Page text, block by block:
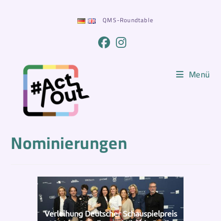
QMS-Roundtable
Menü
Nominierungen
Verleihung Deutscher Schauspielpreis